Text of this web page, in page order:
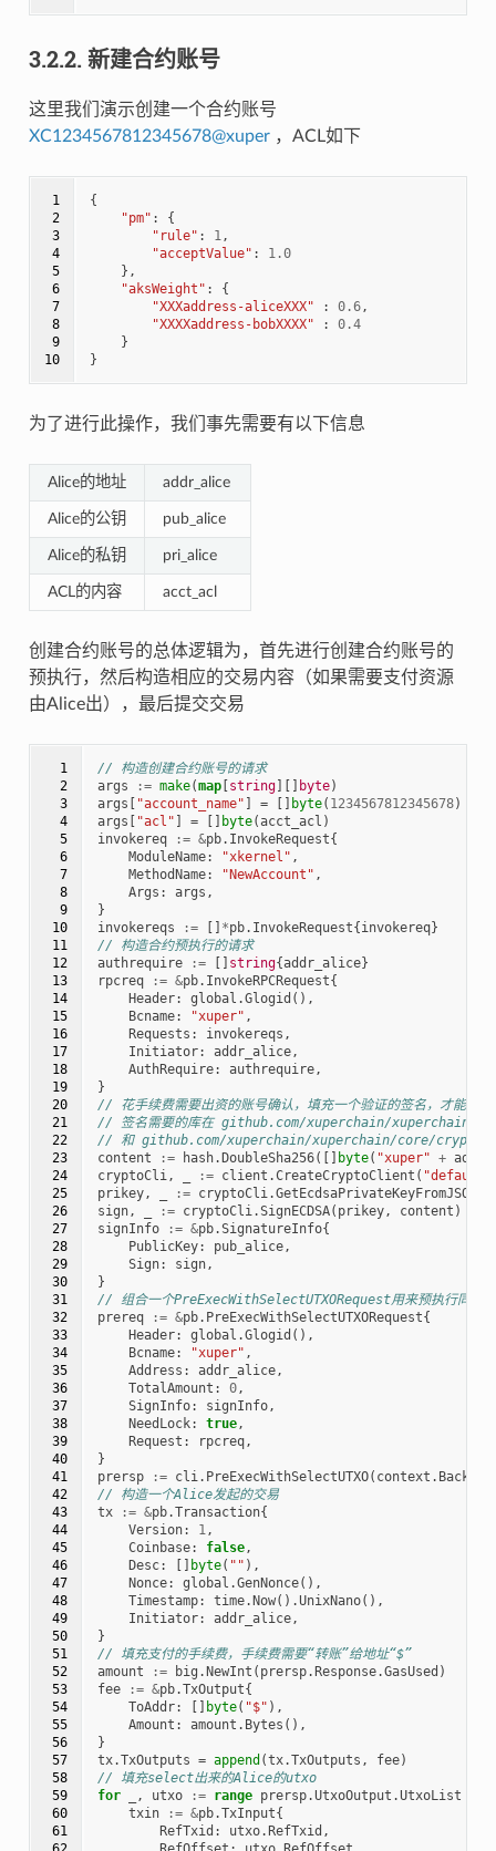
3.2.2. 新建合约账号
这里我们演示创建一个合约账号
XC1234567812345678@xuper，ACL如下
1
2
3
4
5
6
7
8
9
10
{
"pm" :
{
"rule" : 1,
"acceptValue" :
1.0
},
"aksWeight" :
{
"XXXaddress-aliceXXX"
: 0.6,
"XXXXaddress-bobXXXX"
:
0.4
}
}
为了进行此操作，我们事先需要有以下信息
Alice的地址 addr_alice
Alice的公钥 pub_alice
Alice的私钥 pri_alice
ACL的内容 acct_acl
创建合约账号的总体逻辑为，首先进行创建合约账号的
预执行，然后构造相应的交易内容（如果需要支付资源
由Alice出），最后提交交易
  1
  2
  3
  4
  5
  6
  7
  8
  9
10
11
12
13
14
15
16
17
18
19
20
21
22
23
24
25
26
27
28
29
30
31
32
33
34
35
36
37
38
39
40
41
42
43
44
45
46
47
48
49
50
51
52
53
54
55
56
57
58
59
60
61
// 构造创建合约账号的请求
args
:= make(map[string][] byte)
args [ "account_name" ] = [] byte( 1234567812345678)
args [ "acl" ] = [] byte(acct_acl )
invokereq
:= &pb. InvokeRequest{
ModuleName: "xkernel" ,
MethodName: "NewAccount" ,
Args : args ,
}
invokereqs
:= [] *pb. InvokeRequest{invokereq}
// 构造合约预执行的请求
authrequire
:= [] string{addr_alice}
rpcreq
:= &pb. InvokeRPCRequest{
Header: global .Glogid (),
Bcname: "xuper" ,
Requests : invokereqs ,
Initiator: addr_alice,
AuthRequire: authrequire,
}
// 花手续费需要出资的账号确认，填充一个验证的签名，才能正
// 签名需要的库在 github.com/xuperchain/xuperchain/
// 和 github.com/xuperchain/xuperchain/core/crypto/
content
:= hash.DoubleSha256([] byte( "xuper" +
cryptoCli, := client .CreateCryptoClient ( "default"
prikey, := cryptoCli.GetEcdsaPrivateKeyFromJSON
sign, := cryptoCli.SignECDSA( prikey, content )
signInfo
:= &pb.SignatureInfo{
PublicKey: pub_alice,
Sign: sign,
}
// 组合一个PreExecWithSelectUTXORequest用来预执行同时
prereq
:= &pb. PreExecWithSelectUTXORequest{
Header: global .Glogid (),
Bcname: "xuper" ,
Address : addr_alice,
TotalAmount : 0,
SignInfo: signInfo,
NeedLock: true,
Request : rpcreq,
}
prersp
:= cli. PreExecWithSelectUTXO( context .
// 构造一个Alice发起的交易
tx
:= &pb.Transaction{
Version: 1,
Coinbase: false,
Desc: [] byte( "" ),
Nonce: global .GenNonce(),
Timestamp: time.Now().UnixNano(),
Initiator: addr_alice,
}
// 填充支付的手续费，手续费需要“转账”给地址“$”
amount
:= big .NewInt ( prersp.Response.GasUsed )
fee
:= &pb.TxOutput{
ToAddr: [] byte( "$" ),
Amount : amount . Bytes (),
}
tx.TxOutputs = append (tx.TxOutputs , fee)
// 填充select出来的Alice的utxo
for
, utxo := range prersp.UtxoOutput .UtxoList
txin
:= &pb.TxInput{
RefTxid : utxo.RefTxid ,